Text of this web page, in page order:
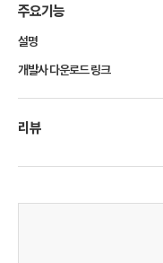
주요기능
설명
개발사 다운로드 링크
리뷰